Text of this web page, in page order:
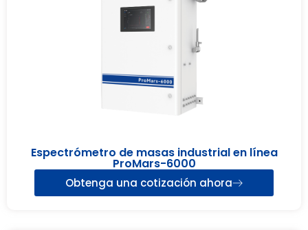
Espectrómetro de masas industrial en línea
ProMars-6000
Obtenga una cotización ahora